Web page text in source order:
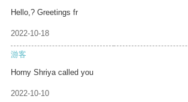
Hello,? Greetings fr
2022-10-18
游客
Horny Shriya called you
2022-10-10